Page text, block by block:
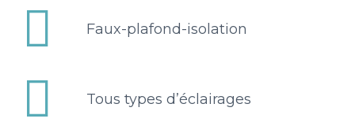

 Faux-plafond-isolation

 Tous types d’éclairages